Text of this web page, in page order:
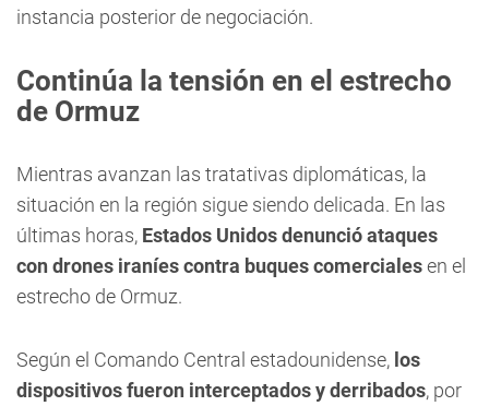
instancia posterior de negociación.
Continúa la tensión en el estrecho
de Ormuz
Mientras avanzan las tratativas diplomáticas, la
situación en la región sigue siendo delicada. En las
últimas horas, Estados Unidos denunció ataques
con drones iraníes contra buques comercialesen el
estrecho de Ormuz.
Según el Comando Central estadounidense, los
dispositivos fueron interceptados y derribados, por